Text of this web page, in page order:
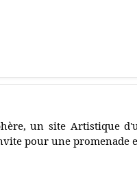
un site Artistique
pour une promenade